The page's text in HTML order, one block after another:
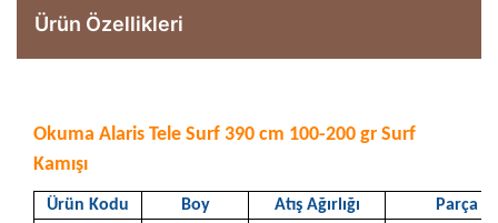
Ürün Özellikleri
Okuma Alaris Tele Surf 390 cm 100-200 gr Surf
Kamışı
Ürün Kodu Boy Atış Ağırlığı
Parça